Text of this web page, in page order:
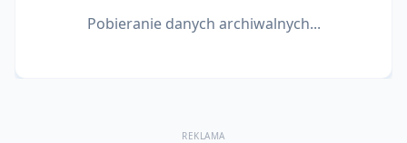
Pobieranie danych archiwalnych...
REKLAMA